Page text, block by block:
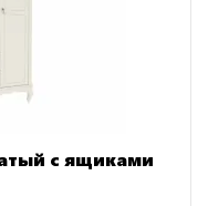
с ящиками